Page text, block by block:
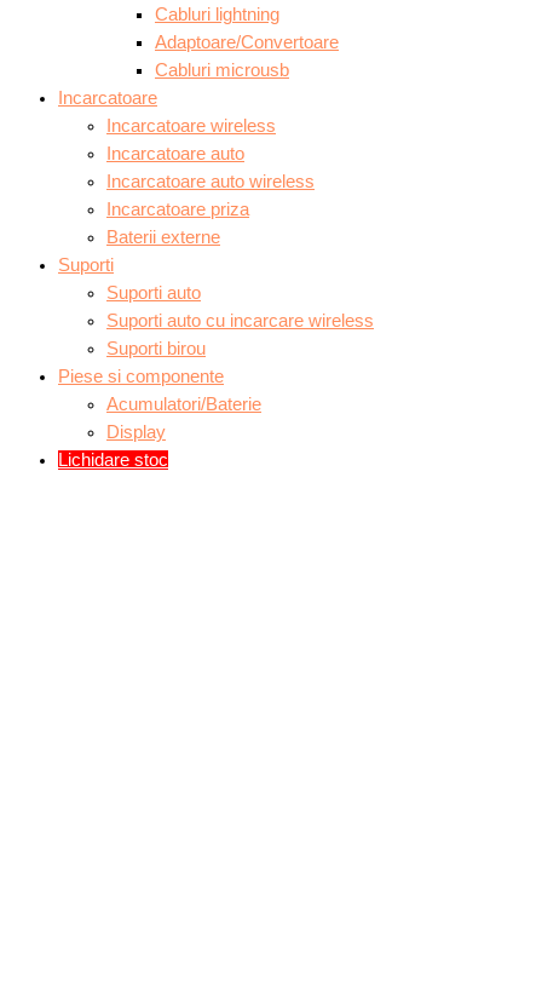
Cabluri lightning
Adaptoare/Convertoare
Cabluri microusb
Incarcatoare
Incarcatoare wireless
Incarcatoare auto
Incarcatoare auto wireless
Incarcatoare priza
Baterii externe
Suporti
Suporti auto
Suporti auto cu incarcare wireless
Suporti birou
Piese si componente
Acumulatori/Baterie
Display
Lichidare stoc